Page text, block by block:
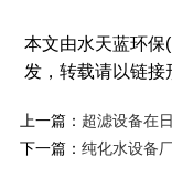
本文由水天蓝环保
发，转载请以链接
上一篇： 超滤设备在
下一篇： 纯化水设备